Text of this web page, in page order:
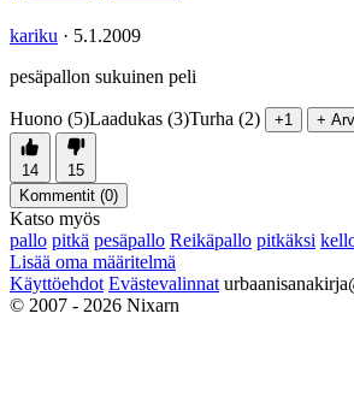
kariku · 5.1.2009
pesäpallon sukuinen peli
Huono (5)Laadukas (3)Turha (2) +1 +
14
15
Kommentit (0)
Katso myös
pallo pitkä pesäpallo Reikäpallo pitkäksi
Lisää oma määritelmä
Käyttöehdot Evästevalinnat
© 2007 - 2026 Nixarn